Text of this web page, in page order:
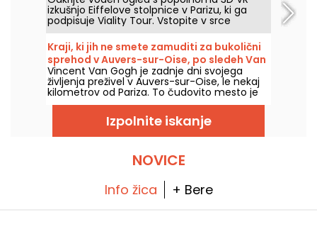
izkušnjo Eiffelove stolpnice v Parizu, ki ga
podpisuje Viality Tour. Vstopite v srce
Champ de Marsa in oživite gradnjo ter
odprtje Dame de Fer leta 1889. Nova verzija,
še bolj zvesta kot kadarkoli prej, je izšla 31.
marca 2026. Ob tej priložnosti za vas imamo
promocijsko kodo! In da bi se lažje spoprijeli z
vročino, vsi njihovi ogledi potekajo v senci.
Kraji, ki jih ne smete zamuditi za bukolični
sprehod v Auvers-sur-Oise, po sledeh Van
Gogha
Vincent Van Gogh je zadnje dni svojega
življenja preživel v Auvers-sur-Oise, le nekaj
kilometrov od Pariza. To čudovito mesto je
odličen kraj za sprehod po sledeh enega
najslavnejših svetovnih slikarjev. Van Gogh in
mesto Auvers še nista razkrila vseh svojih
skrivnosti...
Izpolnite iskanje
NOVICE
Info žica + Bere